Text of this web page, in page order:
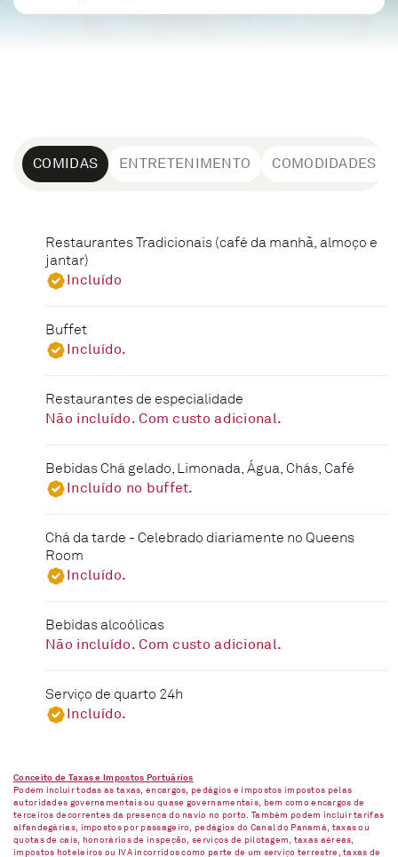
COMIDAS ENTRETENIMENTO COMODIDADES
Restaurantes Tradicionais (café da manhã, almoço e
jantar)
Incluído
Buffet
Incluído.
Restaurantes de especialidade
Não incluído. Com custo adicional.
Bebidas Chá gelado, Limonada, Água, Chás, Café
Incluído no buffet.
Chá da tarde - Celebrado diariamente no Queens
Room
Incluído.
Bebidas alcoólicas
Não incluído. Com custo adicional.
Serviço de quarto 24h
Incluído.
Conceito de Taxas e Impostos Portuários
Podem incluir todas as taxas, encargos, pedágios e impostos impostos pelas
autoridades governamentais ou quase governamentais, bem como encargos de
terceiros decorrentes da presença do navio no porto. Também podem incluir tarifas
alfandegárias, impostos por passageiro, pedágios do Canal do Panamá, taxas ou
quotas de cais, honorários de inspeção, serviços de pilotagem, taxas aéreas,
impostos hoteleiros ou IVA incorridos como parte de um serviço terrestre, taxas de